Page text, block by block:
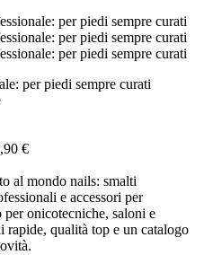
€
al mondo nails: smalti
e accessori per
onicotecniche, saloni e
rapide, qualità top e un catalogo